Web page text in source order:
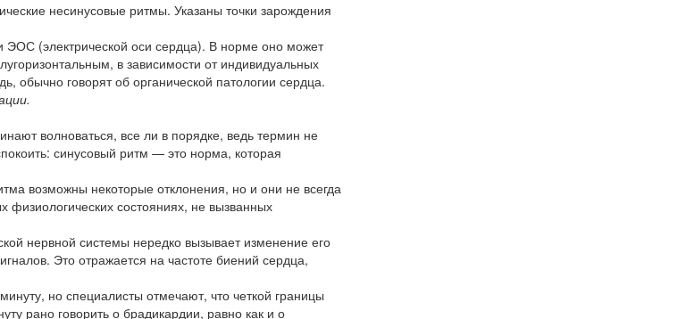
несинусовые ритмы. Указаны точки зарождения
(электрической оси сердца). В норме оно может
в зависимости от индивидуальных
обычно говорят об органической патологии сердца.
волноваться, все ли в порядке, ведь термин не
синусовый ритм — это норма, которая
возможны некоторые отклонения, но и они не всегда
физиологических состояниях, не вызванных
нервной системы нередко вызывает изменение его
Это отражается на частоте биений сердца,
но специалисты отмечают, что четкой границы
рано говорить о брадикардии, равно как и о